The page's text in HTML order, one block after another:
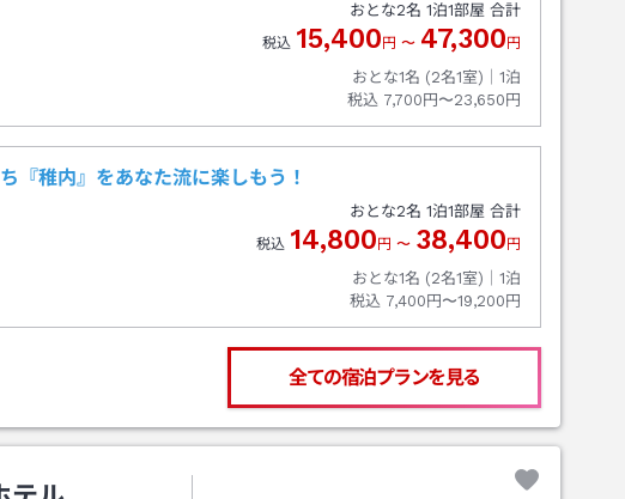
おとな2名 1泊1部屋 合計
税込 15,400 円 〜 47,300 円
おとな1名 (2名1室)｜ 1泊
税込 7,700円〜23,650円
『稚内』をあなた流に楽しもう！
おとな2名 1泊1部屋 合計
税込 14,800 円 〜 38,400 円
おとな1名 (2名1室)｜ 1泊
税込 7,400円〜19,200円
全ての宿泊プランを見る